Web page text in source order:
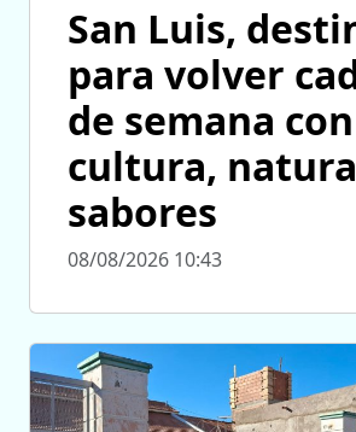
San Luis,
para volver
de semana con
cultura,
sabores
08/08/2026 10:43